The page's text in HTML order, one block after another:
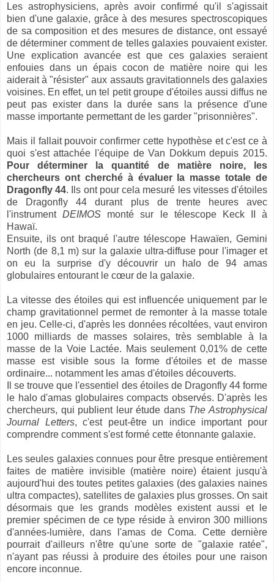
Les astrophysiciens, après avoir confirmé qu'il s'agissait
bien d'une galaxie, grâce à des mesures spectroscopiques
de sa composition et des mesures de distance, ont essayé
de déterminer comment de telles galaxies pouvaient exister.
Une explication avancée est que ces galaxies seraient
enfouies dans un épais cocon de matière noire qui les
aiderait à "résister" aux assauts gravitationnels des galaxies
voisines. En effet, un tel petit groupe d'étoiles aussi diffus ne
peut pas exister dans la durée sans la présence d'une
masse importante permettant de les garder "prisonnières".
Mais il fallait pouvoir confirmer cette hypothèse et c'est ce à
quoi s'est attachée l'équipe de Van Dokkum depuis 2015.
Pour déterminer la quantité de matière noire, les
chercheurs ont cherché à évaluer la masse totale de
Dragonfly 44. Ils ont pour cela mesuré les vitesses d'étoiles
de Dragonfly 44 durant plus de trente heures avec
l'instrumentDEIMOS monté sur le télescope Keck II à
Hawaï.
Ensuite, ils ont braqué l'autre télescope Hawaïen, Gemini
North (de 8,1 m) sur la galaxie ultra-diffuse pour l'imager et
on eu la surprise d'y découvrir un halo de 94 amas
globulaires entourant le cœur de la galaxie.
La vitesse des étoiles qui est influencée uniquement par le
champ gravitationnel permet de remonter à la masse totale
en jeu. Celle-ci, d'après les données récoltées, vaut environ
1000 milliards de masses solaires, très semblable à la
masse de la Voie Lactée. Mais seulement 0,01% de cette
masse est visible sous la forme d'étoiles et de masse
ordinaire... notamment les amas d'étoiles découverts.
Il se trouve que l'essentiel des étoiles de Dragonfly 44 forme
le halo d'amas globulaires compacts observés. D'après les
chercheurs, qui publient leur étude dans The Astrophysical
Journal Letters, c'est peut-être un indice important pour
comprendre comment s'est formé cette étonnante galaxie.
Les seules galaxies connues pour être presque entièrement
faites de matière invisible (matière noire) étaient jusqu'à
aujourd'hui des toutes petites galaxies (des galaxies naines
ultra compactes), satellites de galaxies plus grosses. On sait
désormais que les grands modèles existent aussi et le
premier spécimen de ce type réside à environ 300 millions
d'années-lumière, dans l'amas de Coma. Cette dernière
pourrait d'ailleurs n'être qu'une sorte de "galaxie ratée",
n'ayant pas réussi à produire des étoiles pour une raison
encore inconnue.